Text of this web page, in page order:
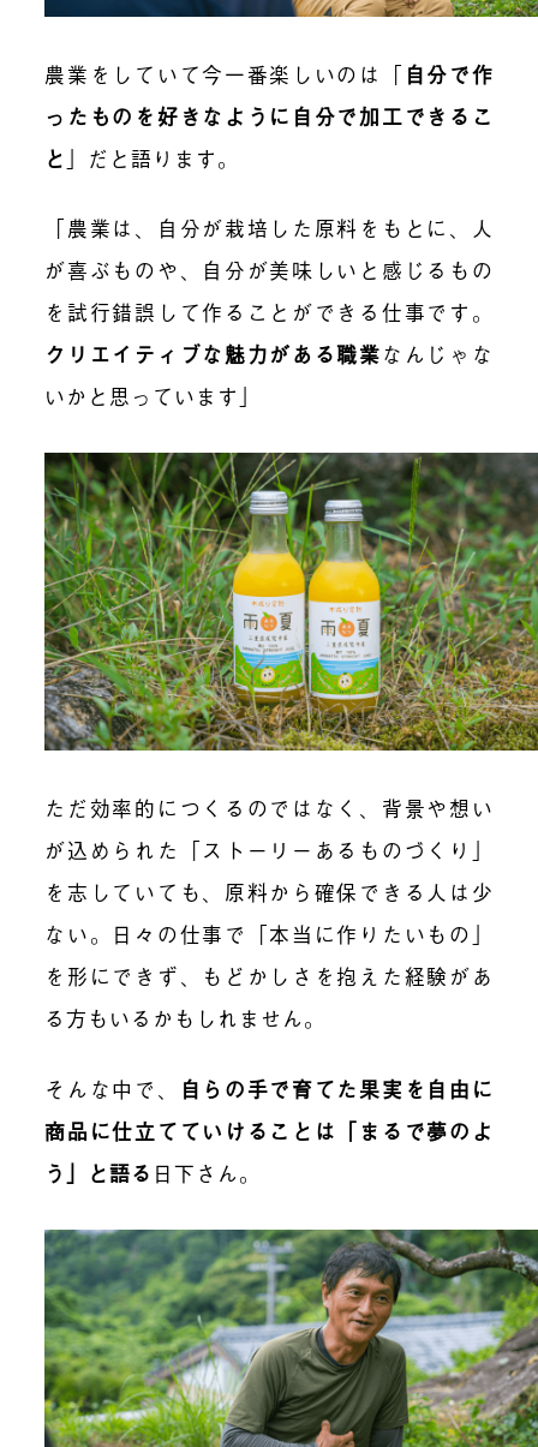
農業をしていて今一番楽しいのは「 自分で作
ったものを好きなように自分で加工できるこ
と 」 だと語ります。
「農業は、自分が栽培した原料をもとに、人
が喜ぶものや、自分が美味しいと感じるもの
を試行錯誤して作ることができる仕事です。
クリエイティブな魅力がある職業なんじゃな
いかと思っています」
ただ効率的につくるのではなく、背景や想い
が込められた 「ストーリーあるものづくり」
を志していても、原料から確保できる人は少
ない。 日々の仕事で「本当に作りたいもの」
を形にできず、もどかしさを抱えた経験があ
る方もいるかもしれません。
そんな中で、
自らの手で育てた果実を自由に
商品に仕立てていけることは「まるで夢のよ
う」と語る 日下さん。